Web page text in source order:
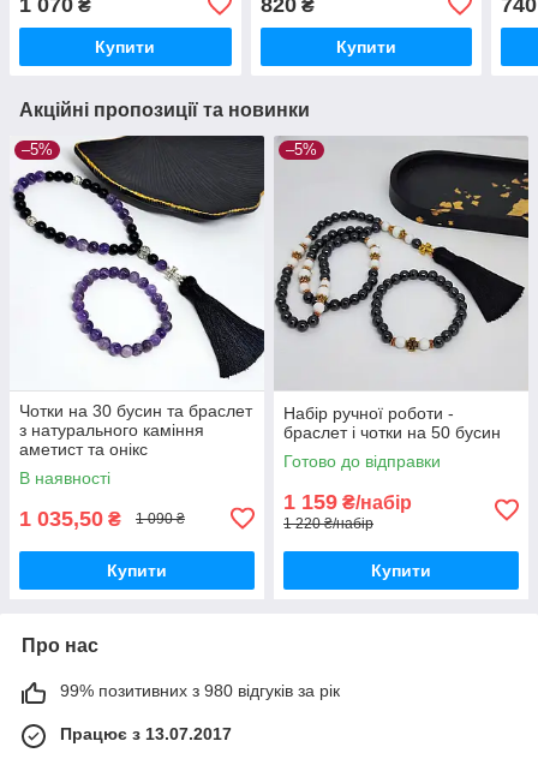
₴
Купити
₴
Купити
Акційні пропозиції та новинки
–5%
Чотки на 30 бусин та браслет
з натурального каміння
аметист та онікс
В наявності
1 035,50 ₴ 1 090 ₴
Купити
–5%
Набір ручної роботи -
браслет і чотки на 50 бусин
Готово до відправки
1 159 ₴/набір
1 220 ₴/набір
Купити
Про нас
99% позитивних з 980 відгуків за рік
Працює з 13.07.2017